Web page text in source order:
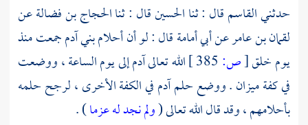
حدثنيالقاسمقال : ثناالحسينقال : ثناالحجاج بن فضالةعن
لقمان بن عامرعنأبي أمامةقال : لو أن أحلامبني آدمجمعت منذ
يوم خلق[ص: الله تعالىآدمإلى يوم الساعة ، ووضعت
في كفة ميزان . ووضع حلمآدمفي الكفة الأخرى ، لرجح حلمه
بأحلامهم ، وقد قال الله تعالى (ولم نجد له عزما) .